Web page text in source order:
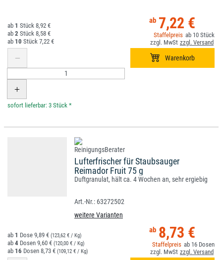
7,22 €
10
1
8,92 €
2
8,58 €
10
7,22 €
*
Lufterfrischer für Staubsauger
Reimador Fruit 75 g
Duftgranulat, hält ca. 4 Wochen an, sehr ergiebig
63272502
weitere Varianten
8,73 €
16
1 9,89 € (123,62 € / Kg)
4 9,60 € (120,00 € / Kg)
16 8,73 € (109,12 € / Kg)